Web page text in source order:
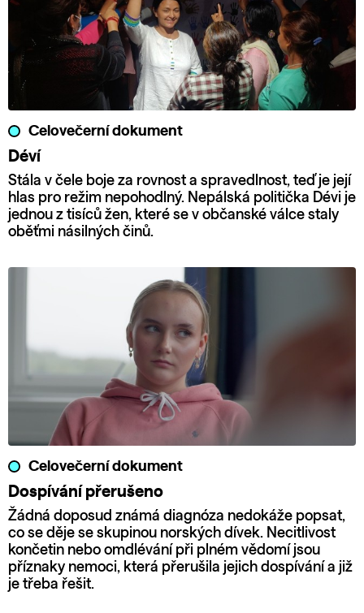
Celovečerní dokument
Déví
Stála v čele boje za rovnost a spravedlnost, teď je její
hlas pro režim nepohodlný. Nepálská politička Dévi je
jednou z tisíců žen, které se v občanské válce staly
oběťmi násilných činů.
Celovečerní dokument
Dospívání přerušeno
Žádná doposud známá diagnóza nedokáže popsat,
co se děje se skupinou norských dívek. Necitlivost
končetin nebo omdlévání při plném vědomí jsou
příznaky nemoci, která přerušila jejich dospívání a již
je třeba řešit.